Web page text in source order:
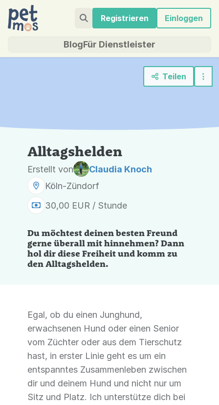
Registrieren Einloggen
BlogFür Dienstleister
Teilen
Alltagshelden
Erstellt von
Claudia Knoch
Köln-Zündorf
30,00 EUR / Stunde
Du möchtest deinen besten Freund
gerne überall mit hinnehmen? Dann
hol dir diese Freiheit und komm zu
den Alltagshelden.
Egal, ob du einen Junghund,
erwachsenen Hund oder einen Senior
vom Züchter oder aus dem Tierschutz
hast, in erster Linie geht es um ein
entspanntes Zusammenleben zwischen
dir und deinem Hund und nicht nur um
Sitz und Platz. Ich unterstütze dich bei